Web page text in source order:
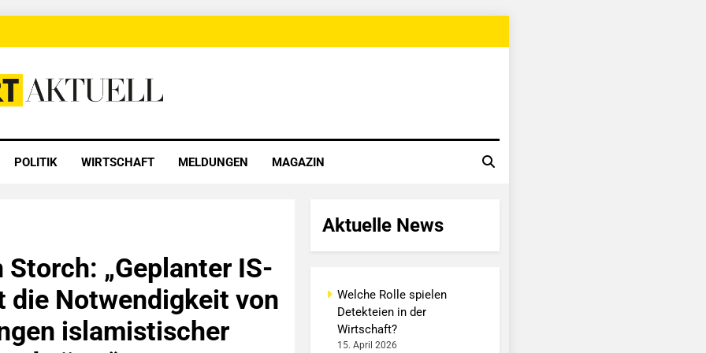
POLITIK WIRTSCHAFT MELDUNGEN MAGAZIN
Storch: „Geplanter IS-
die Notwendigkeit von
islamistischer
Aktuelle News
Welche Rolle spielen
Detekteien in der
Wirtschaft?
15. April 2026